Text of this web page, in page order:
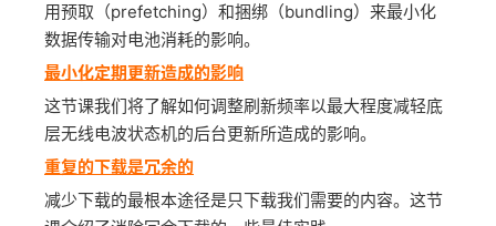
用预取（prefetching）和捆绑（bundling）来最小化
数据传输对电池消耗的影响。
最小化定期更新造成的影响
这节课我们将了解如何调整刷新频率以最大程度减轻底
层无线电波状态机的后台更新所造成的影响。
重复的下载是冗余的
减少下载的最根本途径是只下载我们需要的内容。这节